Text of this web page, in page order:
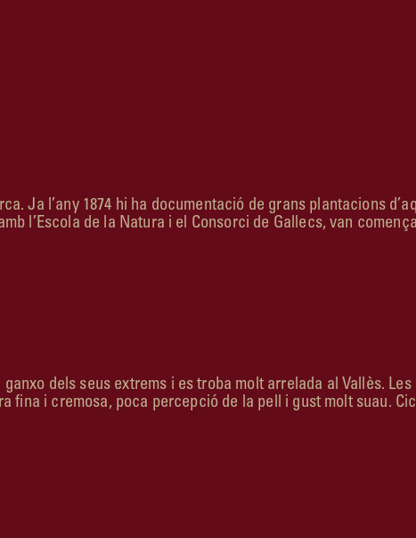
Ja l’any 1874 hi ha documentació de grans plantacions
l’Escola de la Natura i el Consorci de Gallecs, van
dels seus extrems i es troba molt arrelada al Vallès. Les
fina i cremosa, poca percepció de la pell i gust molt suau.